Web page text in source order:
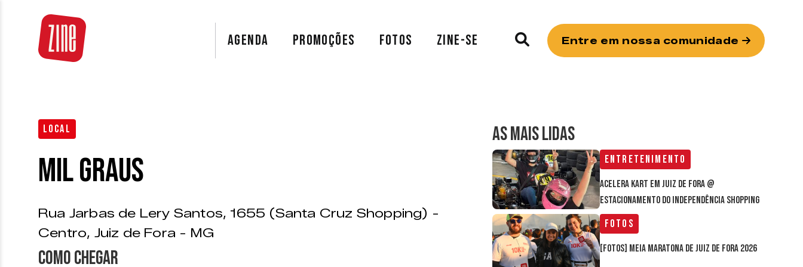
AGENDA PROMOÇÕES FOTOS ZINE-SE Entre em nossa comunidade
LOCAL
Mil Graus
Rua Jarbas de Lery Santos, 1655 (Santa Cruz Shopping) -
Centro, Juiz de Fora - MG
Como chegar
AS MAIS LIDAS
Entretenimento
Acelera Kart em Juiz de Fora @
estacionamento do Independência Shopping
Fotos
[FOTOS] Meia Maratona de Juiz de Fora 2026